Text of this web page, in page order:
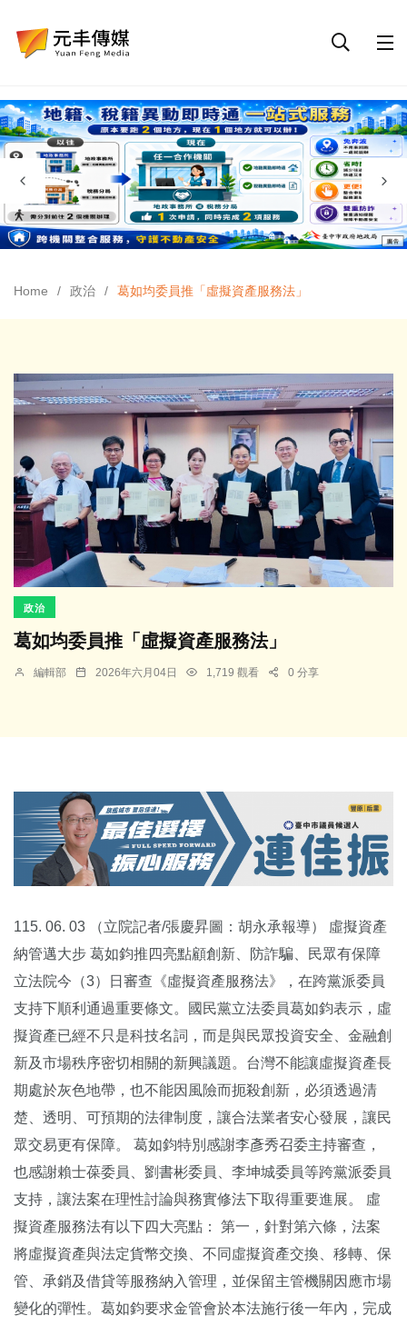
Home 政治 葛如均委員推「虛擬資產服務法」
政治
葛如均委員推「虛擬資產服務法」
編輯部 2026年六月04日 1,719 觀看 0 分享
115. 06. 03 （立院記者/張慶昇圖：胡永承報導） 虛擬資產
納管邁大步 葛如鈞推四亮點顧創新、防詐騙、民眾有保障
立法院今（3）日審查《虛擬資產服務法》，在跨黨派委員
支持下順利通過重要條文。國民黨立法委員葛如鈞表示，虛
擬資產已經不只是科技名詞，而是與民眾投資安全、金融創
新及市場秩序密切相關的新興議題。台灣不能讓虛擬資產長
期處於灰色地帶，也不能因風險而扼殺創新，必須透過清
楚、透明、可預期的法律制度，讓合法業者安心發展，讓民
眾交易更有保障。 葛如鈞特別感謝李彥秀召委主持審查，
也感謝賴士葆委員、劉書彬委員、李坤城委員等跨黨派委員
支持，讓法案在理性討論與務實修法下取得重要進展。 虛
擬資產服務法有以下四大亮點： 第一，針對第六條，法案
將虛擬資產與法定貨幣交換、不同虛擬資產交換、移轉、保
管、承銷及借貸等服務納入管理，並保留主管機關因應市場
變化的彈性。葛如鈞要求金管會於本法施行後一年內，完成